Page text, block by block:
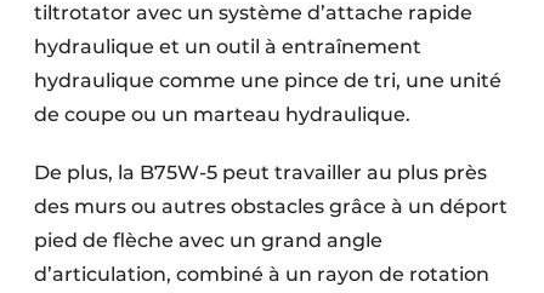
tiltrotator avec un système d’attache rapide
hydraulique et un outil à entraînement
hydraulique comme une pince de tri, une unité
de coupe ou un marteau hydraulique.
De plus, la B75W-5 peut travailler au plus près
des murs ou autres obstacles grâce à un déport
pied de flèche avec un grand angle
d’articulation, combiné à un rayon de rotation